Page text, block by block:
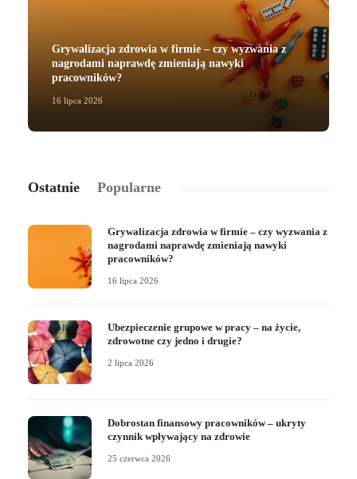
Grywalizacja zdrowia w firmie – czy wyzwania z
nagrodami naprawdę zmieniają nawyki
pracowników?
16 lipca 2026
Ostatnie Popularne
Grywalizacja zdrowia w firmie – czy wyzwania z
nagrodami naprawdę zmieniają nawyki
pracowników?
16 lipca 2026
Ubezpieczenie grupowe w pracy – na życie,
zdrowotne czy jedno i drugie?
2 lipca 2026
Dobrostan finansowy pracowników – ukryty
czynnik wpływający na zdrowie
25 czerwca 2026